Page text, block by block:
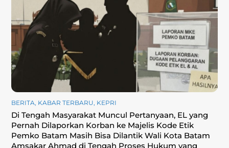
BERITA, KABAR TERBARU, KEPRI
Di Tengah Masyarakat Muncul Pertanyaan, EL yang
Pernah Dilaporkan Korban ke Majelis Kode Etik
Pemko Batam Masih Bisa Dilantik Wali Kota Batam
Amsakar Ahmad di Tengah Proses Hukum yang